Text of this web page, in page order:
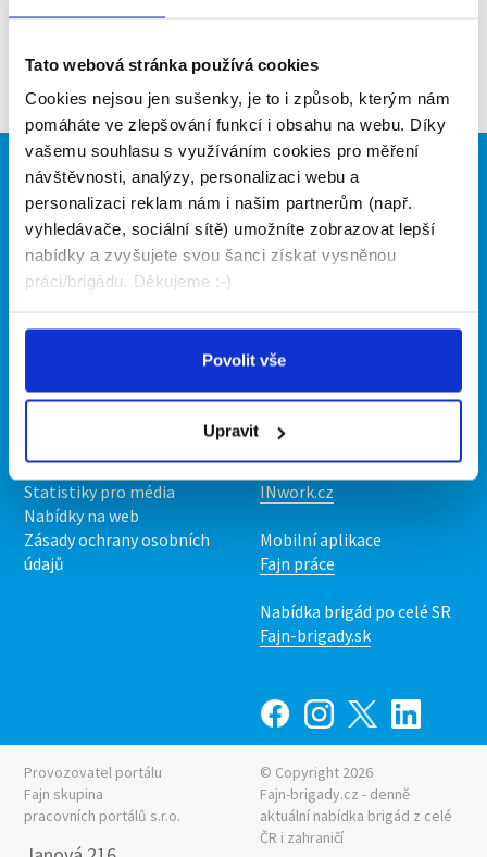
Tato webová stránka používá cookies
Cookies nejsou jen sušenky, je to i způsob, kterým nám
pomáháte ve zlepšování funkcí i obsahu na webu. Díky
vašemu souhlasu s využíváním cookies pro měření
návštěvnosti, analýzy, personalizaci webu a
personalizaci reklam nám i našim partnerům (např.
vyhledávače, sociální sítě) umožníte zobrazovat lepší
nabídky a zvyšujete svou šanci získat vysněnou
práci/brigádu. Děkujeme :-)
Povolit vše
Upravit
Zpět
Brigádníci
Články
Hledané brigády
Firmy
Vložit inzerát
Ceník
Kontakt
Upravit předvolby cookies
Statistiky pro média
Nabídky na web
Zásady ochrany osobních
údajů
Naše další projekty
Mobilní aplikace
Nabídka práce z celé ČR
INwork.cz
Mobilní aplikace
Fajn práce
Nabídka brigád po celé SR
Fajn-brigady.sk
Provozovatel portálu
Fajn skupina
pracovních portálů s.r.o.
© Copyright 2026
Fajn-brigady.cz - denně
aktuální nabídka brigád z celé
ČR i zahraničí